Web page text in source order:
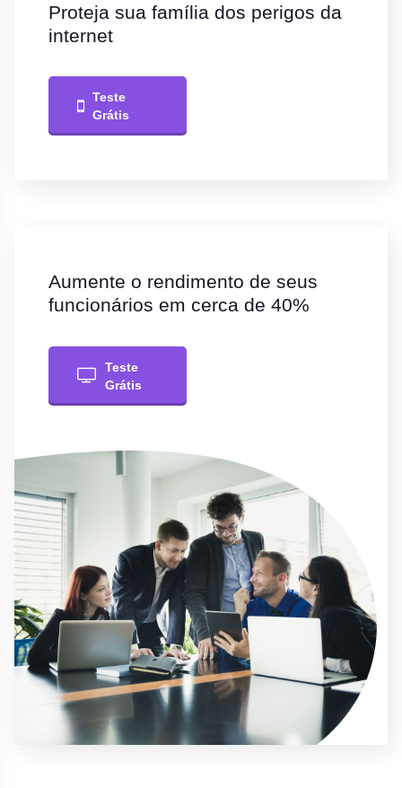
Proteja sua família dos perigos da
internet
Teste
Grátis
Aumente o rendimento de seus
funcionários em cerca de 40%
Teste
Grátis